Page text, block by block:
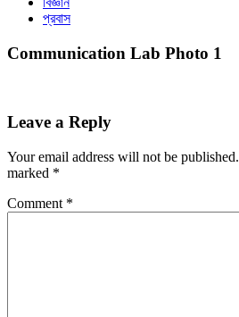
প্রবাস
Communication Lab Photo 1
Leave a Reply
Your email address will not be published.
marked *
Comment *